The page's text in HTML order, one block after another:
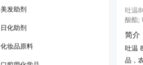
美发助剂
日化助剂
化妆品原料
吐温
酸酯;
简介
吐温
品，